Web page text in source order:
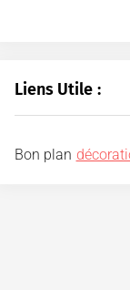
Liens Utile :
Bon plan